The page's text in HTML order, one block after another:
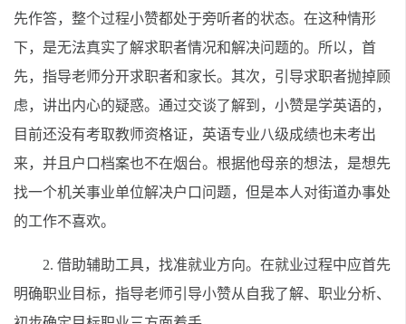
先作答，整个过程小赞都处于旁听者的状态。在这种情形
下，是无法真实了解求职者情况和解决问题的。所以，首
先，指导老师分开求职者和家长。其次，引导求职者抛掉顾
虑，讲出内心的疑惑。通过交谈了解到，小赞是学英语的，
目前还没有考取教师资格证，英语专业八级成绩也未考出
来，并且户口档案也不在烟台。根据他母亲的想法，是想先
找一个机关事业单位解决户口问题，但是本人对街道办事处
的工作不喜欢。
2. 借助辅助工具，找准就业方向。在就业过程中应首先
明确职业目标，指导老师引导小赞从自我了解、职业分析、